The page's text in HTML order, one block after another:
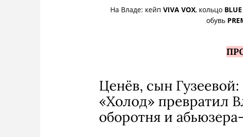
На Владе: кейп VIVA VOX, кольцо
обувь
Ценёв, сын
«Холод» превратил
оборотня и